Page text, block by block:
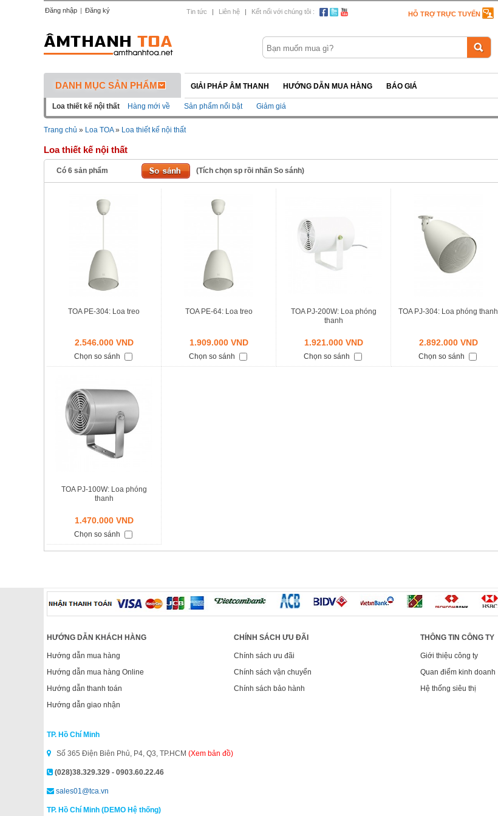
Đăng nhập | Đăng ký Tin tức | Liên hệ | Kết nối với chúng tôi : HỖ TRỢ TRỰC TUYẾN
DANH MỤC SẢN PHẨM GIẢI PHÁP ÂM THANH HƯỚNG DẪN MUA HÀNG BÁO GIÁ
Loa thiết kế nội thất Hàng mới về Sản phẩm nổi bật Giảm giá
Trang chủ » Loa TOA» Loa thiết kế nội thất
Loa thiết kế nội thất
Có 6 sản phẩm (Tích chọn sp rồi nhấn So sánh)
TOA PE-304: Loa treo
2.546.000 VND
Chọn so sánh
TOA PE-64: Loa treo
1.909.000 VND
Chọn so sánh
TOA PJ-200W: Loa phóng
thanh
1.921.000 VND
Chọn so sánh
TOA PJ-304: Loa phóng thanh
2.892.000 VND
Chọn so sánh
TOA PJ-100W: Loa phóng
thanh
1.470.000 VND
Chọn so sánh
HƯỚNG DẪN KHÁCH HÀNG
Hướng dẫn mua hàng
Hướng dẫn mua hàng Online
Hướng dẫn thanh toán
Hướng dẫn giao nhận
CHÍNH SÁCH ƯU ĐÃI
Chính sách ưu đãi
Chính sách vận chuyển
Chính sách bảo hành
THÔNG TIN CÔNG TY
Giới thiệu công ty
Quan điểm kinh doanh
Hệ thống siêu thị
TP. Hồ Chí Minh
Số 365 Điện Biên Phủ, P4, Q3, TP.HCM (Xem bản đồ)
(028)38.329.329 - 0903.60.22.46
sales01@tca.vn
TP. Hồ Chí Minh (DEMO Hệ thống)